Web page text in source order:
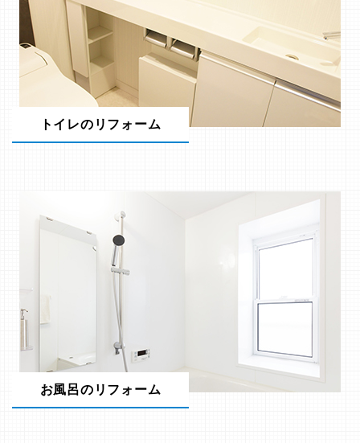
トイレのリフォーム
お風呂のリフォーム